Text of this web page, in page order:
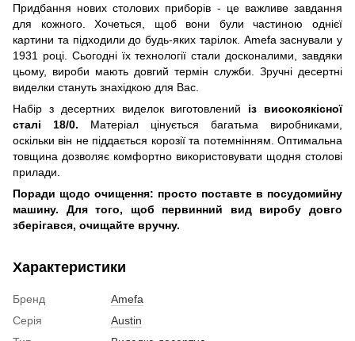
Придбання нових столових приборів - це важливе завдання
для кожного. Хочеться, щоб вони були частиною однієї
картини та підходили до будь-яких тарілок. Amefa заснували у
1931 році. Сьогодні їх технології стали досконалими, завдяки
цьому, вироби мають довгий термін служби. Зручні десертні
виделки стануть знахідкою для Вас.
Набір з десертних виделок виготовлений із високоякісної
сталі 18/0. Матеріал цінується багатьма виробниками,
оскільки він не піддається корозії та потемнінням. Оптимальна
товщина дозволяє комфортно використовувати щодня столові
прилади.
Поради щодо очищення: просто поставте в посудомийну
машину. Для того, щоб первинний вид виробу довго
зберігався, очищайте вручну.
Характеристики
Бренд
Amefa
Серія
Austin